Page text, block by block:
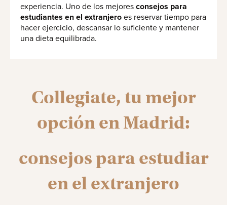
experiencia. Uno de los mejores consejos para
estudiantes en el extranjero es reservar tiempo para
hacer ejercicio, descansar lo suficiente y mantener
una dieta equilibrada.
Collegiate, tu mejor
opción en Madrid:
consejos para estudiar
en el extranjero